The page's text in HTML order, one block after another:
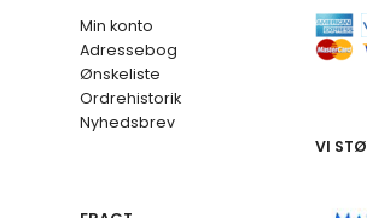
Min konto
Adressebog
Ønskeliste
Ordrehistorik
Nyhedsbrev
VI